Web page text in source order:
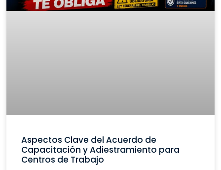
Aspectos Clave del Acuerdo de
Capacitación y Adiestramiento para
Centros de Trabajo